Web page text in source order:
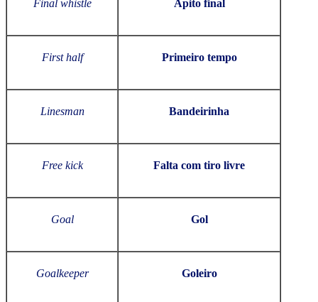
Final whistle Apito final
First half Primeiro tempo
Linesman Bandeirinha
Free kick Falta com tiro livre
Goal Gol
Goalkeeper Goleiro